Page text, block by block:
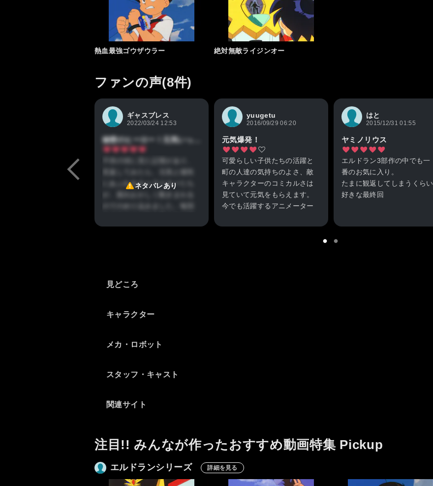
熱血最強ゴウザウラー 絶対無敵ライジンオー
ファンの声(8件)
ギャスブレス
2022/03/24 12:53
にあふれるキャラクターたち
開が散りばめられてありま
まう回もありました。
ネタバレあり
yuugetu
2016/09/29 06:20
元気爆発！
可愛らしい子供たちの活躍と
町の人達の気持ちのよさ、敵
キャラクターのコミカルさは
見ていて元気をもらえます。
今でも活躍するアニメーター
感と表情の豊かさは、この年
はと
2015/12/31 01:55
ヤミノリウス
エルドラン3部作の中でも一
番のお気に入り。
たまに観返してしまうくらい
好きな最終回
見どころ
キャラクター
メカ・ロボット
スタッフ・キャスト
関連サイト
注目!! みんなが作ったおすすめ動画特集 Pickup
エルドランシリーズ 詳細を見る